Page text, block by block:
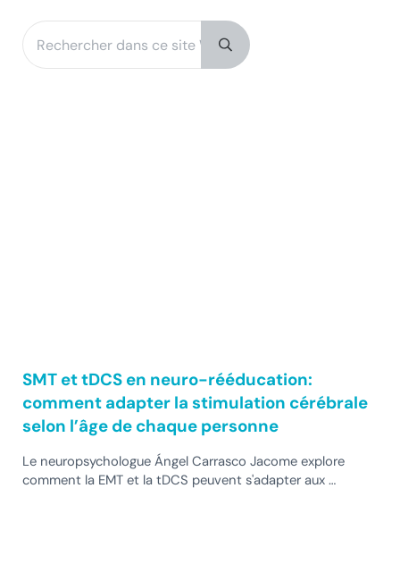
Sidebar
Rechercher dans ce site Web
Submit search
SMT et tDCS en neuro-rééducation:
comment adapter la stimulation cérébrale
selon l’âge de chaque personne
Le neuropsychologue Ángel Carrasco Jacome explore
comment la EMT et la tDCS peuvent s'adapter aux …